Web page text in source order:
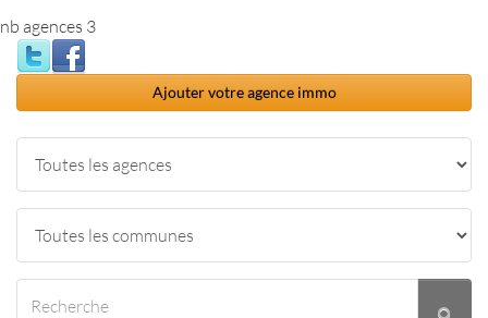
nb agences 3
Ajouter votre agence immo